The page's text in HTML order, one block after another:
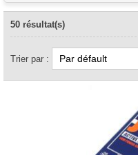
50 résultat(s)
Trier par :